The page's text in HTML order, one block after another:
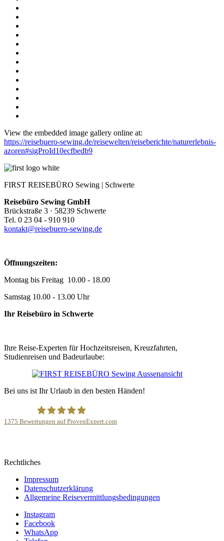
View the embedded image gallery online at:
https://reisebuero-sewing.de/reisewelten/reiseberichte/naturerlebnis-
azoren#sigProId10ecfbedb9
FIRST REISEBÜRO Sewing | Schwerte
Reisebüro Sewing GmbH
Brückstraße 3 · 58239 Schwerte
Tel. 0 23 04 - 910 910
kontakt@reisebuero-sewing.de
Öffnungszeiten:
Montag bis Freitag 10.00 - 18.00
Samstag 10.00 - 13.00 Uhr
Ihr Reisebüro in Schwerte
Ihre Reise-Experten für Hochzeitsreisen, Kreuzfahrten,
Studienreisen und Badeurlaube:
Bei uns ist Ihr Urlaub in den besten Händen!
1375 Bewertungen auf ProvenExpert.com
Rechtliches
Impressum
Datenschutzerklärung
Allgemeine Reisevermittlungsbedingungen
Instagram
Facebook
WhatsApp